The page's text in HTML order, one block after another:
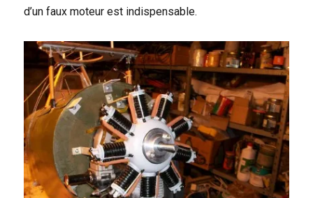
d’un faux moteur est indispensable.